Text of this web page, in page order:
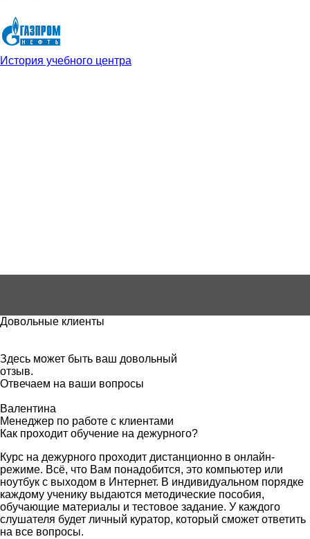
История учебного центра
Довольные клиенты
Здесь может быть ваш довольный
отзыв.
Отвечаем на ваши вопросы
Валентина
Менеджер по работе с клиентами
Как проходит обучение на дежурного?
Курс на дежурного проходит дистанционно в онлайн-
режиме. Всё, что Вам понадобится, это компьютер или
ноутбук с выходом в Интернет. В индивидуальном порядке
каждому ученику выдаются методические пособия,
обучающие материалы и тестовое задание. У каждого
слушателя будет личный куратор, который сможет ответить
на все вопросы.